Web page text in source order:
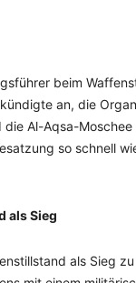
beim
an, die
Al-Aqsa-
so schnell
als Sieg
als Sieg